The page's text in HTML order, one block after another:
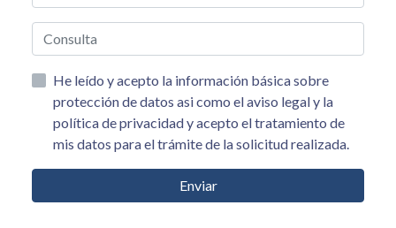
He leído y acepto la información básica sobre
protección de datos asi como el aviso legal y la
política de privacidad y acepto el tratamiento de
mis datos para el trámite de la solicitud realizada.
Enviar